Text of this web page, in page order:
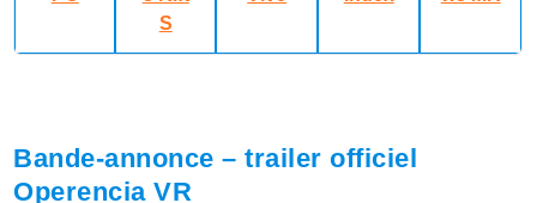
S
Bande-annonce – trailer officiel
Operencia VR